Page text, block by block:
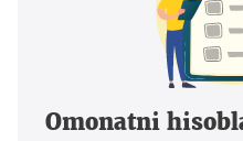
Omonatni